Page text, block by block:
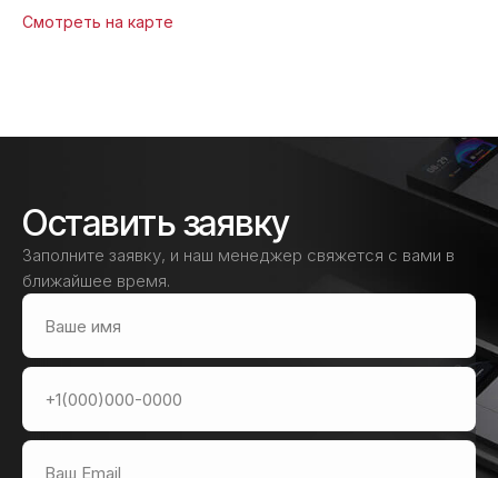
Смотреть на карте
Оставить заявку
Заполните заявку, и наш менеджер свяжется с вами в
ближайшее время.